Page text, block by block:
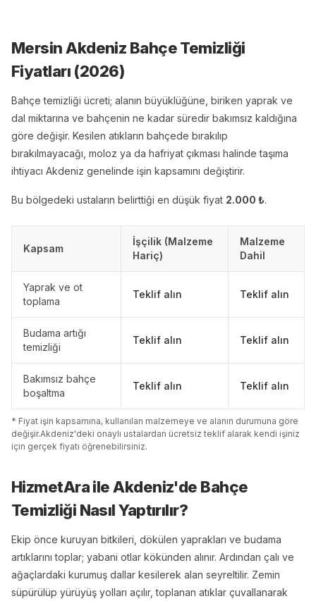
Mersin Akdeniz Bahçe Temizliği
Fiyatları (2026)
Bahçe temizliği ücreti; alanın büyüklüğüne, biriken yaprak ve
dal miktarına ve bahçenin ne kadar süredir bakımsız kaldığına
göre değişir. Kesilen atıkların bahçede bırakılıp
bırakılmayacağı, moloz ya da hafriyat çıkması halinde taşıma
ihtiyacı Akdeniz genelinde işin kapsamını değiştirir.
Bu bölgedeki ustaların belirttiği en düşük fiyat 2.000 ₺.
Kapsam
İşçilik (Malzeme
Hariç)
Malzeme
Dahil
Yaprak ve ot
toplama
Teklif alın Teklif alın
Budama artığı
temizliği
Teklif alın Teklif alın
Bakımsız bahçe
boşaltma
Teklif alın Teklif alın
* Fiyat işin kapsamına, kullanılan malzemeye ve alanın durumuna göre
değişir.Akdeniz'deki onaylı ustalardan ücretsiz teklif alarak kendi işiniz
için gerçek fiyatı öğrenebilirsiniz.
HizmetAra ileAkdeniz'de Bahçe
Temizliği Nasıl Yaptırılır?
Ekip önce kuruyan bitkileri, dökülen yaprakları ve budama
artıklarını toplar; yabani otlar kökünden alınır. Ardından çalı ve
ağaçlardaki kurumuş dallar kesilerek alan seyreltilir. Zemin
süpürülüp yürüyüş yolları açılır, toplanan atıklar çuvallanarak